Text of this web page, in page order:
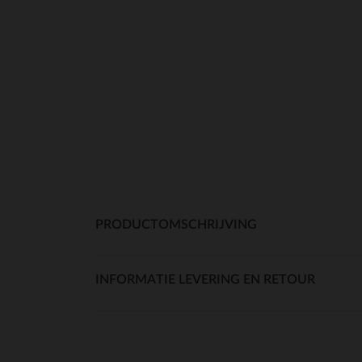
PRODUCTOMSCHRIJVING
INFORMATIE LEVERING EN RETOUR